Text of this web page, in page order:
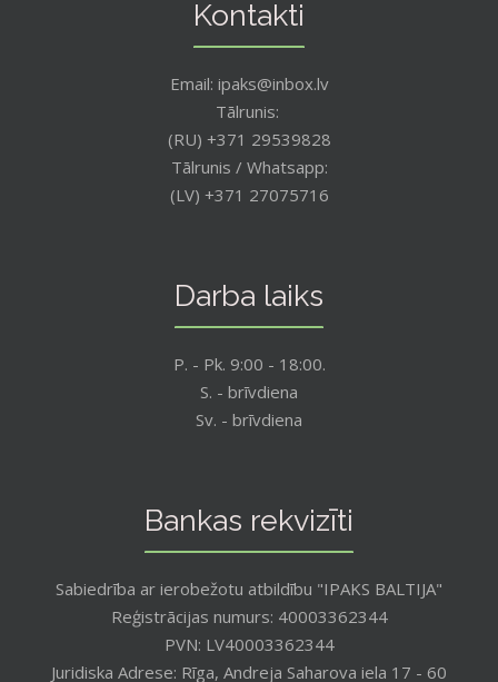
Kontakti
Email: ipaks@inbox.lv
Tālrunis:
(RU) +371 29539828
Tālrunis / Whatsapp:
(LV) +371 27075716
Darba laiks
P. - Pk. 9:00 - 18:00.
S. - brīvdiena
Sv. - brīvdiena
Bankas rekvizīti
Sabiedrība ar ierobežotu atbildību "IPAKS BALTIJA"
Reģistrācijas numurs: 40003362344
PVN: LV40003362344
Juridiska Adrese: Rīga, Andreja Saharova iela 17 - 60